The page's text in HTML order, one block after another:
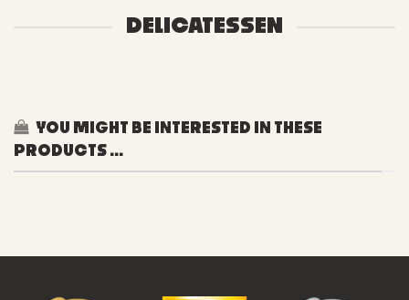
DELICATESSEN
YOU MIGHT BE INTERESTED IN THESE
PRODUCTS ...